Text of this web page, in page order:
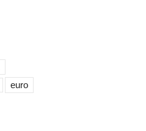
euro